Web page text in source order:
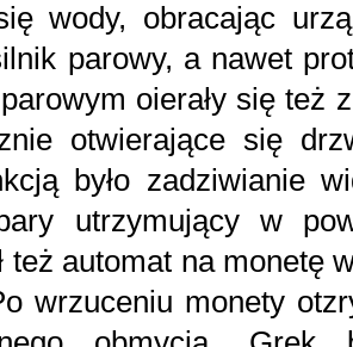
wody, obracając
parowy, a nawet
oierały się też
otwierające się
było zadziwianie
utrzymujący w
też automat na monetę
wrzuceniu monety